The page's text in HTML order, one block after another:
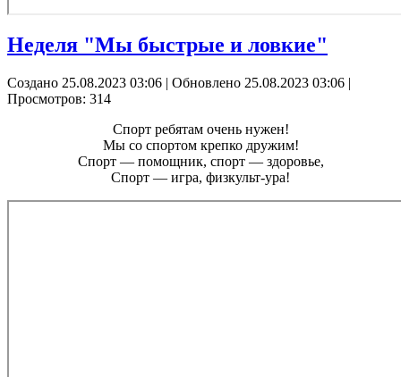
Неделя "Мы быстрые и ловкие"
Создано 25.08.2023 03:06 | Обновлено 25.08.2023 03:06 |
Просмотров: 314
Спорт ребятам очень нужен!
Мы со спортом крепко дружим!
Спорт — помощник, спорт — здоровье,
Спорт — игра, физкульт-ура!